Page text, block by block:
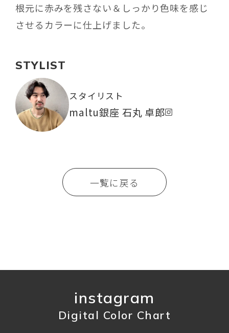
根元に赤みを残さない＆しっかり色味を感じ
させるカラーに仕上げました。
STYLIST
スタイリスト
maltu銀座 石丸 卓郎
一覧に戻る
instagram
Digital Color Chart